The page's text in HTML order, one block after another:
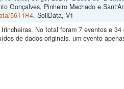
Gonçalves, Pinheiro Machado e
56T1R4, SoilData, V1
No total foram 7 eventos e
de dados originais, um evento